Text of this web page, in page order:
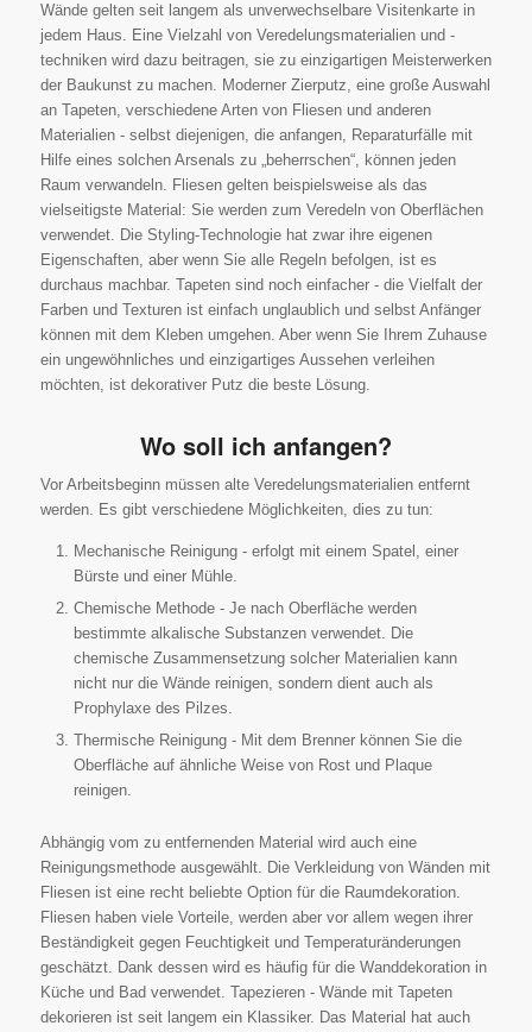
Wände gelten seit langem als unverwechselbare Visitenkarte in
jedem Haus. Eine Vielzahl von Veredelungsmaterialien und -
techniken wird dazu beitragen, sie zu einzigartigen Meisterwerken
der Baukunst zu machen. Moderner Zierputz, eine große Auswahl
an Tapeten, verschiedene Arten von Fliesen und anderen
Materialien - selbst diejenigen, die anfangen, Reparaturfälle mit
Hilfe eines solchen Arsenals zu „beherrschen“, können jeden
Raum verwandeln. Fliesen gelten beispielsweise als das
vielseitigste Material: Sie werden zum Veredeln von Oberflächen
verwendet. Die Styling-Technologie hat zwar ihre eigenen
Eigenschaften, aber wenn Sie alle Regeln befolgen, ist es
durchaus machbar. Tapeten sind noch einfacher - die Vielfalt der
Farben und Texturen ist einfach unglaublich und selbst Anfänger
können mit dem Kleben umgehen. Aber wenn Sie Ihrem Zuhause
ein ungewöhnliches und einzigartiges Aussehen verleihen
möchten, ist dekorativer Putz die beste Lösung.
Wo soll ich anfangen?
Vor Arbeitsbeginn müssen alte Veredelungsmaterialien entfernt
werden. Es gibt verschiedene Möglichkeiten, dies zu tun:
Mechanische Reinigung - erfolgt mit einem Spatel, einer
Bürste und einer Mühle.
Chemische Methode - Je nach Oberfläche werden
bestimmte alkalische Substanzen verwendet. Die
chemische Zusammensetzung solcher Materialien kann
nicht nur die Wände reinigen, sondern dient auch als
Prophylaxe des Pilzes.
Thermische Reinigung - Mit dem Brenner können Sie die
Oberfläche auf ähnliche Weise von Rost und Plaque
reinigen.
Abhängig vom zu entfernenden Material wird auch eine
Reinigungsmethode ausgewählt. Die Verkleidung von Wänden mit
Fliesen ist eine recht beliebte Option für die Raumdekoration.
Fliesen haben viele Vorteile, werden aber vor allem wegen ihrer
Beständigkeit gegen Feuchtigkeit und Temperaturänderungen
geschätzt. Dank dessen wird es häufig für die Wanddekoration in
Küche und Bad verwendet. Tapezieren - Wände mit Tapeten
dekorieren ist seit langem ein Klassiker. Das Material hat auch